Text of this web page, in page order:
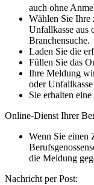
auch ohne
Wählen Sie Ihre
Unfallkasse aus
Branchensuche.
Laden Sie die
Füllen Sie das
Ihre Meldung
oder
Sie erhalten
Online-Dienst Ihrer
Wenn Sie einen
die Meldung
Nachricht per Post: